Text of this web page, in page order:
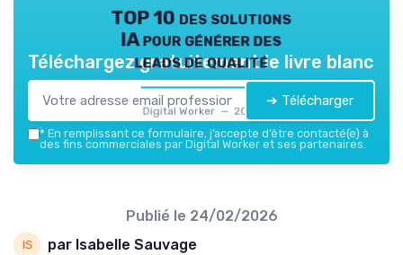
TOP 10 des solutions
IA pour générer des
leads de qualité
Digital Worker — 2026
Téléchargez gratuitement le livre blanc
➔ Télécharger
* En remplissant ce formulaire, j’accepte d’être contacté(e) à
des fins commerciales par Digital Worker et ses partenaires.
Publié le 24/02/2026
par Isabelle Sauvage